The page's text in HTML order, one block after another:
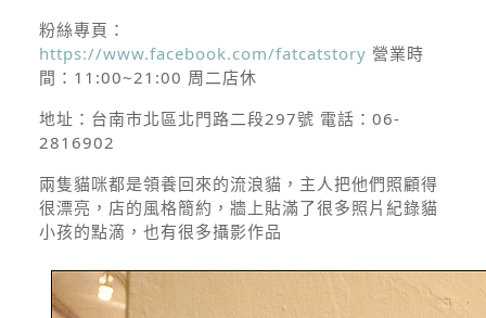
粉絲專頁：
https://www.facebook.com/fatcatstory 營業時
間： 11:00~21:00 周二店休
地址： 台南市北區北門路二段297號 電話： 06-
2816902
兩隻貓咪都是領養回來的流浪貓，主人把他們照顧得
很漂亮，店的風格簡約，牆上貼滿了很多照片紀錄貓
小孩的點滴，也有很多攝影作品